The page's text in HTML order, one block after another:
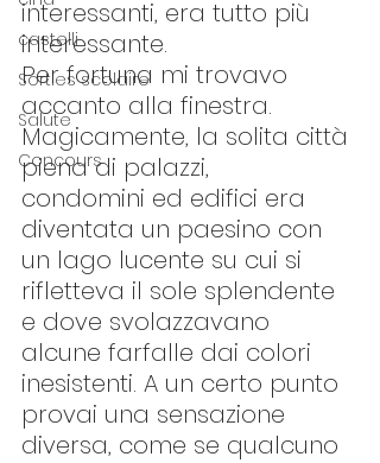
castelli
Sorties scolaire
Salute
Concours
interessanti, era tutto più
interessante.
Per fortuna mi trovavo
accanto alla finestra.
Magicamente, la solita città
piena di palazzi,
condomini ed edifici era
diventata un paesino con
un lago lucente su cui si
rifletteva il sole splendente
e dove svolazzavano
alcune farfalle dai colori
inesistenti. A un certo punto
provai una sensazione
diversa, come se qualcuno